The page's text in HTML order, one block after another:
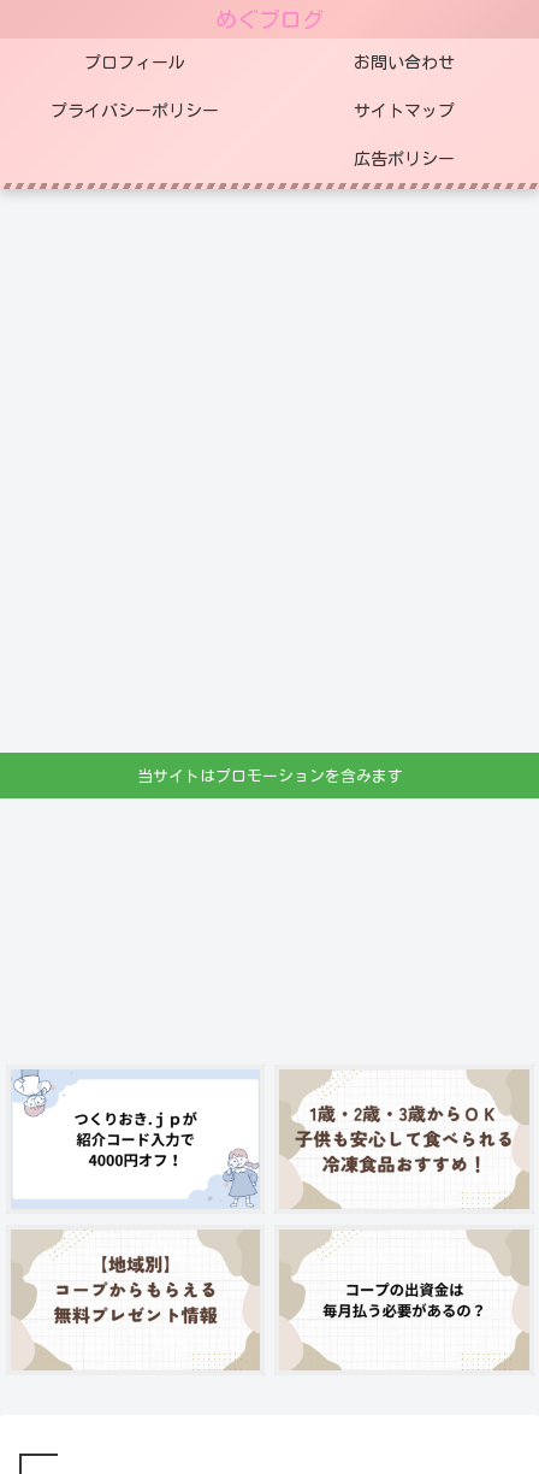
めぐブログ
プロフィール お問い合わせ
プライバシーポリシー サイトマップ
広告ポリシー
当サイトはプロモーションを含みます